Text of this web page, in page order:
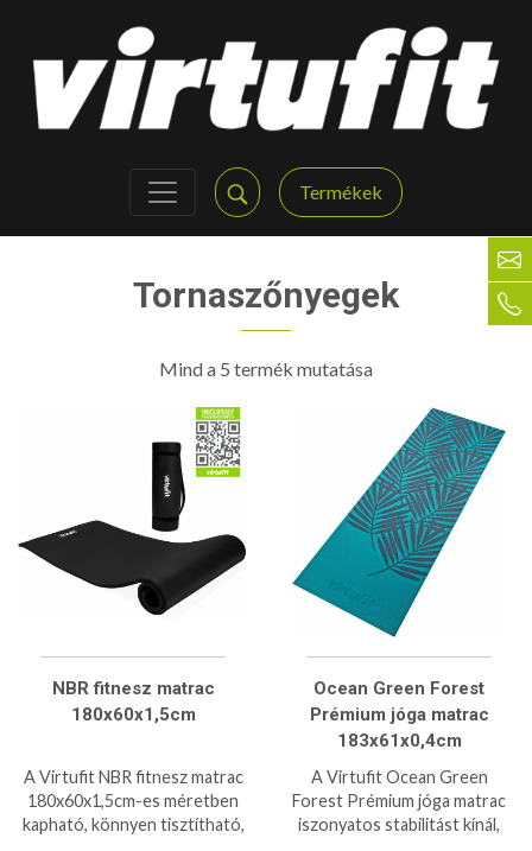
Termékek
Tornaszőnyegek
Mind a 5 termék mutatása
NBR fitnesz matrac
180x60x1,5cm
A Virtufit NBR fitnesz matrac
180x60x1,5cm-es méretben
kapható, könnyen tisztítható,
Ocean Green Forest
Prémium jóga matrac
183x61x0,4cm
A Virtufit Ocean Green
Forest Prémium jóga matrac
iszonyatos stabilitást kínál,